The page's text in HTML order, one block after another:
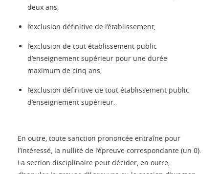
deux ans,
l’exclusion définitive de l’établissement,
l’exclusion de tout établissement public
d’enseignement supérieur pour une durée
maximum de cinq ans,
l’exclusion définitive de tout établissement public
d’enseignement supérieur.
En outre, toute sanction prononcée entraîne pour
l’intéressé, la nullité de l’épreuve correspondante (un 0).
La section disciplinaire peut décider, en outre,